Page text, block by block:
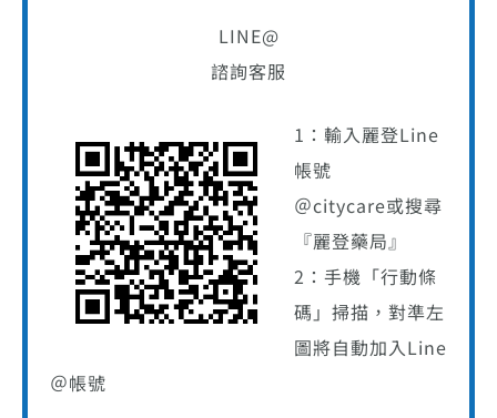
LINE@
諮詢客服
1：輸入麗登Line
帳號
＠citycare或搜尋
『麗登藥局』
2：手機「行動條
碼」掃描，對準左
圖將自動加入Line
＠帳號